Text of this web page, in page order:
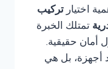
اختيار تركيب
تمتلك الخبرة
أمان حقيقية.
أجهزة، بل هي